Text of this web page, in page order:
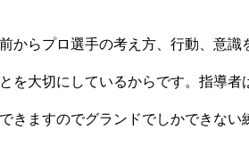
らプロ選手の考え方、行動、意
大切にしているからです。指導
ますのでグランドでしかできな